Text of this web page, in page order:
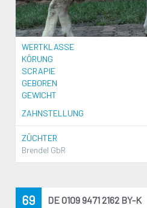
WERTKLASSE
KÖRUNG
SCRAPIE
GEBOREN
GEWICHT
ZAHNSTELLUNG
ZÜCHTER
Brendel GbR
69 DE 0109 9471 2162 BY-K